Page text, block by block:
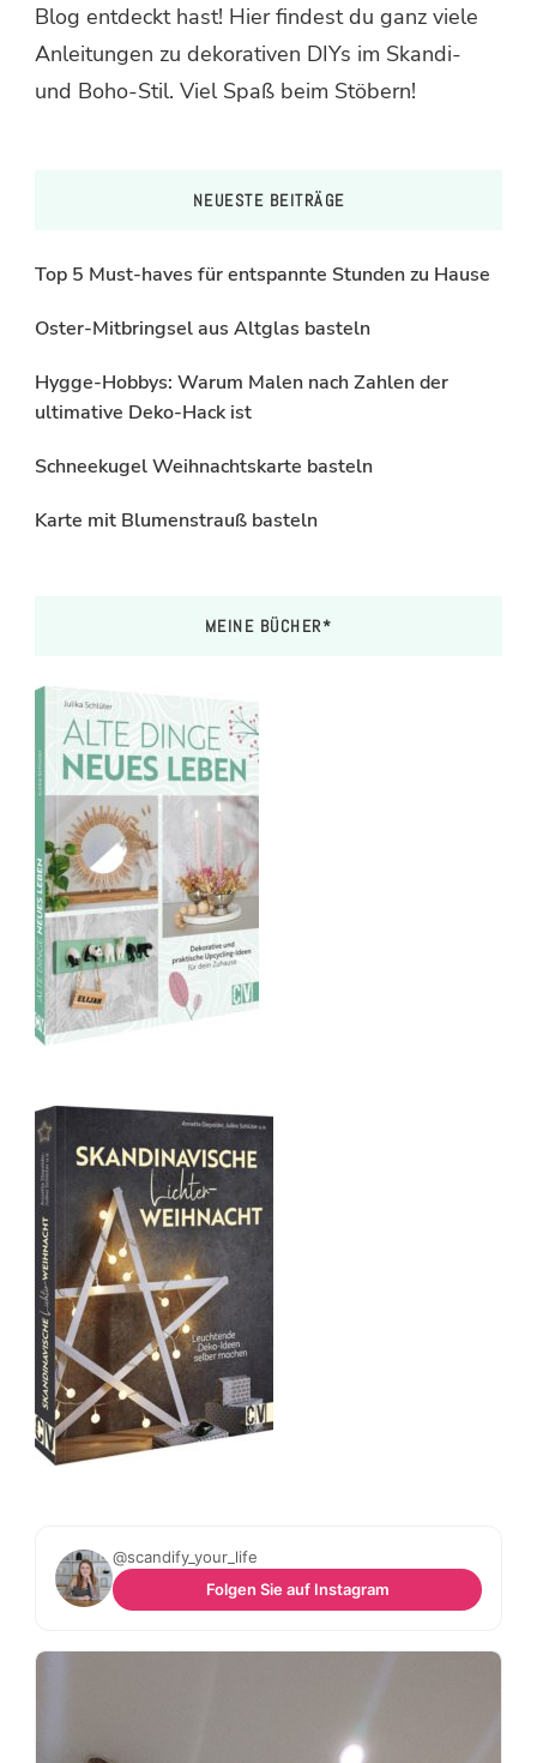
Blog entdeckt hast! Hier findest du ganz viele
Anleitungen zu dekorativen DIYs im Skandi-
und Boho-Stil. Viel Spaß beim Stöbern!
NEUESTE BEITRÄGE
Top 5 Must-haves für entspannte Stunden zu Hause
Oster-Mitbringsel aus Altglas basteln
Hygge-Hobbys: Warum Malen nach Zahlen der
ultimative Deko-Hack ist
Schneekugel Weihnachtskarte basteln
Karte mit Blumenstrauß basteln
MEINE BÜCHER*
@scandify_your_life
Folgen Sie auf Instagram